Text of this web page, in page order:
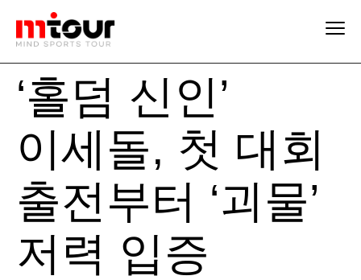
‘홀덤 신인’
이세돌, 첫 대회
출전부터 ‘괴물’
저력 입증